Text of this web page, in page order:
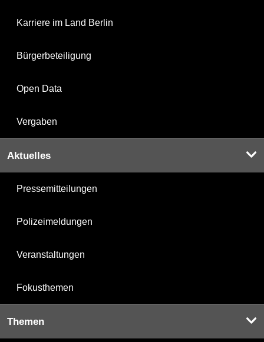
Karriere im Land Berlin
Bürgerbeteiligung
Open Data
Vergaben
Aktuelles
Pressemitteilungen
Polizeimeldungen
Veranstaltungen
Fokusthemen
Themen